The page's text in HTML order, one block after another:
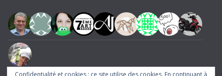
Confidentialité et cookies : ce site utilise des cookies. En continuant à